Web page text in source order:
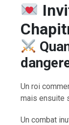
Un roi
mais ensuite
Un combat